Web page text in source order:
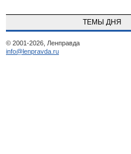
ТЕМЫ ДНЯ
© 2001-2026, Ленправда
info@lenpravda.ru